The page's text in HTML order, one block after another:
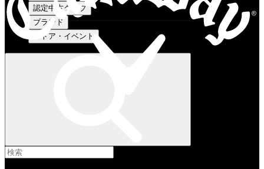
認定中古クラブ
ブランド
ストア・イベント